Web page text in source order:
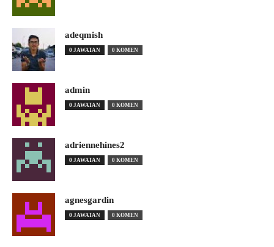
adeqmish
0 JAWATAN 0 KOMEN
admin
0 JAWATAN 0 KOMEN
adriennehines2
0 JAWATAN 0 KOMEN
agnesgardin
0 JAWATAN 0 KOMEN